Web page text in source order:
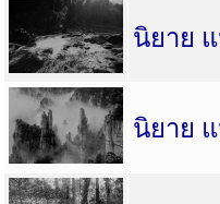
นิยาย
นิยาย